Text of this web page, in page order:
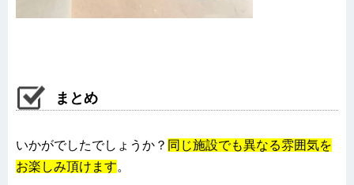
まとめ
いかがでしたでしょうか？ 同じ施設でも異なる雰囲気を
お楽しみ頂けます。